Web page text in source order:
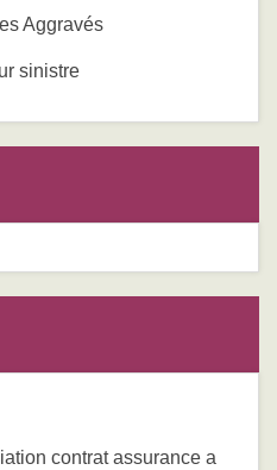
Aggravés
sinistre
contrat assurance a